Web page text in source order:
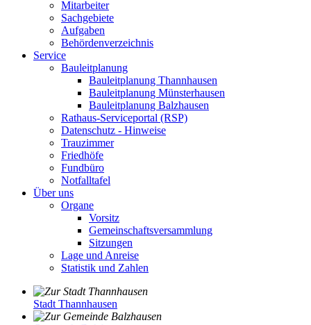
Mitarbeiter
Sachgebiete
Aufgaben
Behördenverzeichnis
Service
Bauleitplanung
Bauleitplanung Thannhausen
Bauleitplanung Münsterhausen
Bauleitplanung Balzhausen
Rathaus-Serviceportal (RSP)
Datenschutz - Hinweise
Trauzimmer
Friedhöfe
Fundbüro
Notfalltafel
Über uns
Organe
Vorsitz
Gemeinschaftsversammlung
Sitzungen
Lage und Anreise
Statistik und Zahlen
Stadt Thannhausen